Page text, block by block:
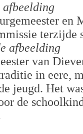
afbeelding
en
terzijde
afbeelding
van
in eere,
jeugd. Het
de